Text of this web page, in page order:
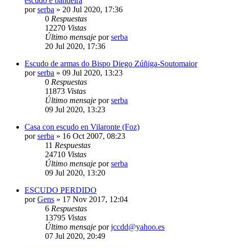
porserba » 20 Jul 2020, 17:36
0 Respuestas
12270 Vistas
Último mensaje porserba
20 Jul 2020, 17:36
Escudo de armas do Bispo Diego Zúñiga-Soutomaior
porserba » 09 Jul 2020, 13:23
0 Respuestas
11873 Vistas
Último mensaje porserba
09 Jul 2020, 13:23
Casa con escudo en Vilaronte (Foz)
porserba » 16 Oct 2007, 08:23
11 Respuestas
24710 Vistas
Último mensaje porserba
09 Jul 2020, 13:20
ESCUDO PERDIDO
porGens » 17 Nov 2017, 12:04
6 Respuestas
13795 Vistas
Último mensaje porjccdd@yahoo.es
07 Jul 2020, 20:49